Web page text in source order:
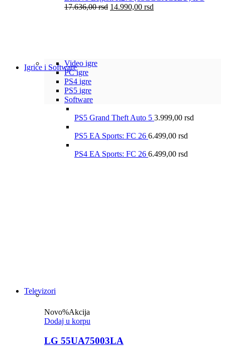
17.636,00rsd 14.990,00 rsd
Igrice i SoftwareVideo igre
PC igre
PS4 igre
PS5 igre
Software
PS5 Grand Theft Auto 5 3.999,00 rsd
PS5 EA Sports: FC 26 6.499,00 rsd
PS4 EA Sports: FC 26 6.499,00 rsd
Televizori
Novo%Akcija
Dodaj u korpu
LG 55UA75003LA